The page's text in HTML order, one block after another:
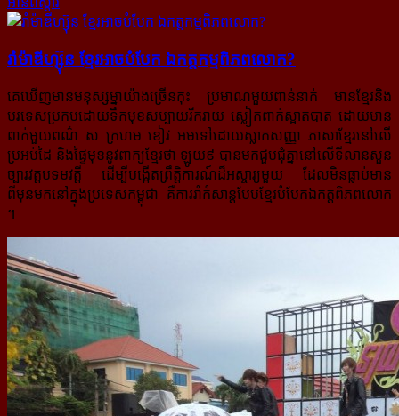
រាំម៉ាឌីហ្ស៊ុន ខ្មែរអាចបំបែក ឯកត្តកម្មពិភពលោក?
គេឃើញមានមនុស្សម្នាយ៉ាងច្រើនកុះ ប្រមាណមួយពាន់នាក់ មានខ្មែរនិង
បរទេសប្រកបដោយទឹកមុខសប្បាយរីករាយ ស្លៀកពាក់ស្អាតបាត ដោយមាន
ពាក់មួយពណ៌ ស ក្រហម ខៀវ អមទៅដោយស្លាកសញ្ញា ភាសាខ្មែរនៅលើ
ប្រអប់ដៃ និងផ្ទៃមុខនូវពាក្យខ្មែរថា ឡូយ៩ បានមកជួបជុំគ្នានៅលើទីលានសួន
ច្បារវត្តបទមវត្តី ដើម្បីបង្កើតព្រឹត្តិការណ៍ដ៏អស្ចារ្យមួយ ដែលមិនធ្លាប់មាន
ពីមុនមកនៅក្នុងប្រទេសកម្ពុជា គឺការរាំកំសាន្តបែបខ្មែរបំបែកឯកត្តពិភពលោក
។